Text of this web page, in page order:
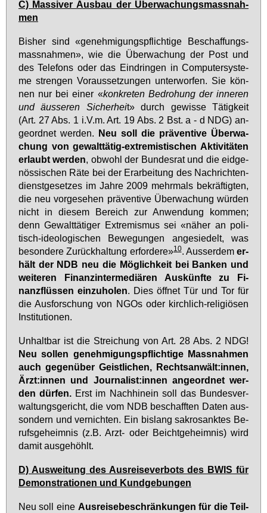
C) Mas­si­ver Aus­bau der Über­wa­chungs­mass­nah­
men
Bis­her sind «ge­neh­mi­gungs­pflich­ti­ge Be­schaf­fungs­
mass­nah­men», wie die Über­wa­chung der Post und
des Te­le­fons oder das Ein­drin­gen in Com­pu­ter­sys­te­
me stren­gen Vor­aus­set­zun­gen un­ter­wor­fen. Sie kön­
nen nur bei ei­ner «kon­kre­ten Be­dro­hung der in­ne­ren
und äus­se­ren Si­cher­heit» durch ge­wis­se Tä­tig­keit
(Art. 27 Abs. 1 i.V.m. Art. 19 Abs. 2 Bst. a - d NDG) an­
ge­ord­net wer­den. Neu soll die prä­ven­ti­ve Über­wa­
chung von ge­walt­tä­tig-ex­tre­mis­ti­schen Ak­ti­vi­tä­ten
er­laubt wer­den, ob­wohl der Bun­des­rat und die eid­ge­
nös­si­schen Rä­te bei der Er­ar­bei­tung des Nach­rich­ten­
dienst­ge­set­zes im Jah­re 2009 mehr­mals be­kräf­tig­ten,
die neu vor­ge­se­hen prä­ven­ti­ve Über­wa­chung wür­den
nicht in die­sem Be­reich zur An­wen­dung kom­men;
denn Ge­walt­tä­ti­ger Ex­tre­mis­mus sei «nä­her an po­li­
tisch-ideo­lo­gi­schen Be­we­gun­gen an­ge­sie­delt, was
be­son­de­re Zu­rück­hal­tung er­for­de­re»10. Aus­ser­demer­
hält der NDB neu die Mög­lich­keit bei Ban­ken und
wei­te­ren Fi­nanz­in­ter­me­diä­ren Aus­künf­te zu Fi­
nanz­flüs­sen ein­zu­ho­len. Dies öff­net Tür und Tor für
die Aus­for­schung von NGOs oder kirch­lich-re­li­giö­sen
In­sti­tu­tio­nen.
Un­halt­bar ist die Strei­chung von Art. 28 Abs. 2 NDG!
Neu sol­len ge­neh­mi­gungs­pflich­ti­ge Mass­nah­men
auch ge­gen­über Geist­li­chen, Rechts­an­wält:in­nen,
Ärzt:in­nen und Jour­na­list:in­nen an­ge­ord­net wer­
den dür­fen. Erst im Nach­hin­ein soll das Bun­des­ver­
wal­tungs­ge­richt, die vom NDB be­schaff­ten Da­ten aus­
son­dern und ver­nich­ten. Ein bis­lang sa­kro­sank­tes Be­
rufs­ge­heim­nis (z.B. Arzt- oder Beicht­ge­heim­nis) wird
da­mit aus­ge­höhlt.
D) Aus­wei­tung des Aus­rei­se­ver­bots des BWIS für
De­mons­tra­tio­nen und Kund­ge­bun­gen
Neu soll ei­ne Aus­rei­se­be­schrän­kun­gen für die Teil­